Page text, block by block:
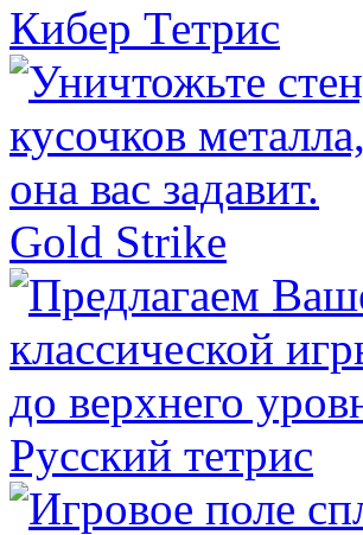
Кибер Тетрис
Gold Strike
Русский тетрис